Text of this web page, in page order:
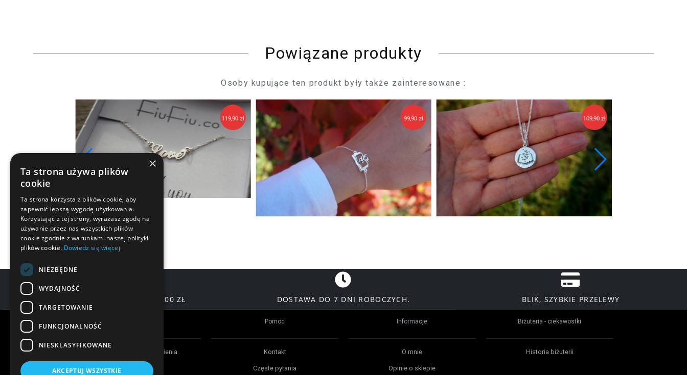
Powiązane produkty
Osoby kupujące ten produkt były także zainteresowane :
119,90 zł 99,90 zł 109,90 zł
DARMOWA DOSTAWA OD 200,00 ZŁ DOSTAWA DO 7 DNI ROBOCZYCH. BLIK, SZYBKIE PRZELEWY
Czas realizacji zamówienia
Formy płatności
Pomoc
Kontakt
Częste pytania
Informacje
O mnie
Opinie o sklepie
Biżuteria - ciekawostki
Historia biżuterii
×
Ta strona używa plików
cookie
Ta strona korzysta z plików cookie, aby
zapewnić lepszą wygodę użytkowania.
Korzystając z tej strony, wyrażasz zgodę na
używanie przez nas wszystkich plików
cookie zgodnie z warunkami naszej polityki
plików cookie. Dowiedz się więcej
NIEZBĘDNE
WYDAJNOŚĆ
TARGETOWANIE
FUNKCJONALNOŚĆ
NIESKLASYFIKOWANE
AKCEPTUJ WSZYSTKIE